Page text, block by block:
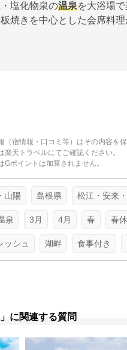
塩化物泉の温泉を大浴場
焼きを中心とした会席料
（宿情報・口コミ等）はその内容を
天トラベルにてご確認ください。
ポイントは加算されません。
山陽 島根県 松江・安来
泉 3月 4月 春 春
ッシュ 湖畔 食事付き
に関連する質問